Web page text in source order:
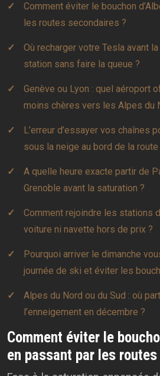
Comment éviter le bouchon
les routes secondaires ?
Où recharger votre Tesla avant
station sans faire la queue ?
Genève ou Lyon : quel aéroport
moins chères vers les Alpes du
L’erreur d’essayer vos chaînes
sous la neige au bord de la route
A quelle heure exacte partir de
Grenoble avant la saturation ?
Comment rejoindre les stations
voiture ni navette hors de prix ?
Pourquoi arriver le dimanche
journée de ski et éviter les
Alpes du Nord ou du Sud : où
l’enneigement en décembre ?
Comment éviter le
en passant par les